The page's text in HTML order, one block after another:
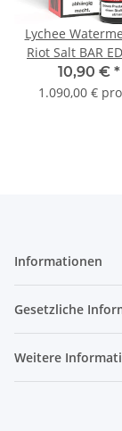
Lychee
Riot Salt BAR
Nikotin 20mg/
Liquid |
10,90 € *
1.090,00 €
Informationen
Gesetzliche
Weitere